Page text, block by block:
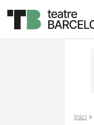
Inici»